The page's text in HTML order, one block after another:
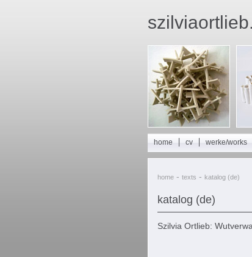
home cv werke/works
home - texts - katalog (de)
katalog (de)
Szilvia Ortlieb: